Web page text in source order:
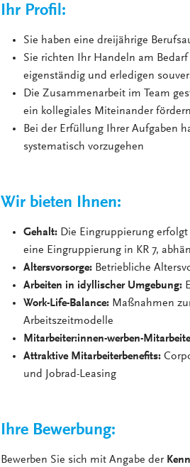
Ihr Profil:
Sie haben eine dreijährige
Sie richten Ihr Handeln am
eigenständig und erledigen
Die Zusammenarbeit im Team
ein kollegiales Miteinander
Bei der Erfüllung Ihrer Aufgaben
systematisch vorzugehen
Wir bieten Ihnen:
Gehalt: Die Eingruppierung
eine Eingruppierung in KR 7,
Altersvorsorge: Betriebliche
Arbeiten in idyllischer Umgebung:
Work-Life-Balance: Maßnahmen
Arbeitszeitmodelle
Mitarbeiter:innen-werben-
Attraktive Mitarbeiterbenefits:
und Jobrad-Leasing
Ihre Bewerbung:
Bewerben Sie sich mit Angabe der